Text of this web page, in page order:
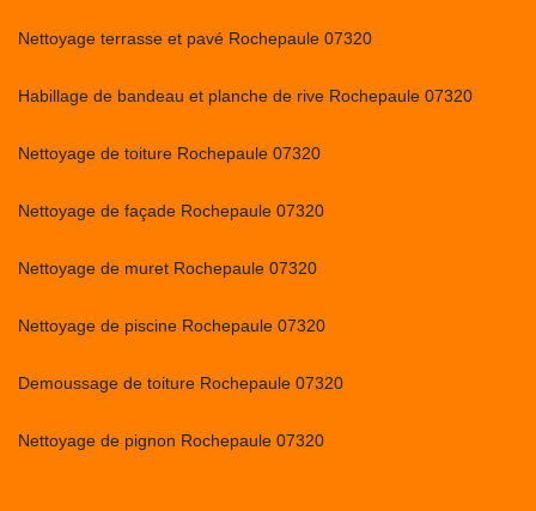
Nettoyage terrasse et pavé Rochepaule 07320
Habillage de bandeau et planche de rive Rochepaule 07320
Nettoyage de toiture Rochepaule 07320
Nettoyage de façade Rochepaule 07320
Nettoyage de muret Rochepaule 07320
Nettoyage de piscine Rochepaule 07320
Demoussage de toiture Rochepaule 07320
Nettoyage de pignon Rochepaule 07320